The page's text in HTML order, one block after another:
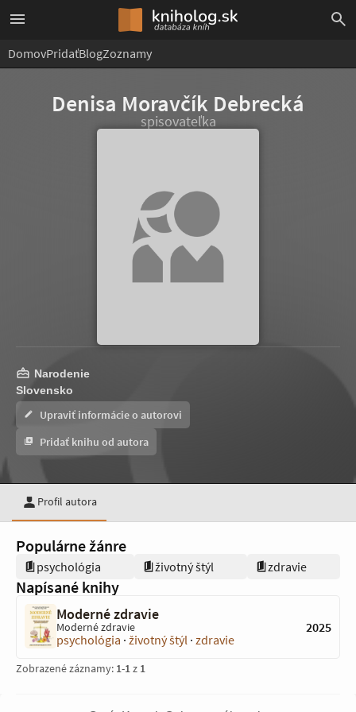
DomovPridaťBlogZoznamy
Denisa Moravčík Debrecká
spisovateľka
Narodenie
Slovensko
Upraviť informácie o autorovi
Pridať knihu od autora
Profil autora
Populárne žánre
psychológia životný štýl zdravie
Napísané knihy
Moderné zdravie
Moderné zdravie
psychológia · životný štýl · zdravie
2025
Zobrazené záznamy: 1-1z 1